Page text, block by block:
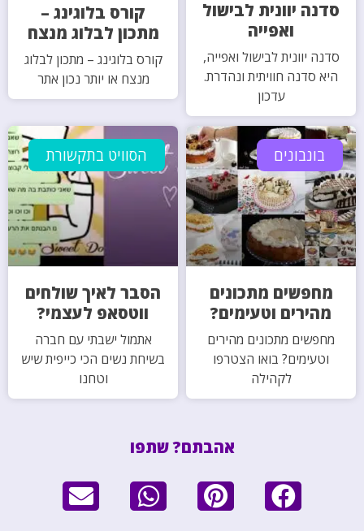
סדנה יוונית לבישול
ואפייה
סדנה יוונית לבישול ואפייה,
היא סדנה חוויתית ונהדרת.
עדכון
קורס בלוגינג –
מתכון לבלוג מנצח
קורס בלוגינג – מתכון לבלוג
מנצח או יותר נכון אתר
בונבונים
מחפשים מתכונים
מהירים וטעימים?
מחפשים מתכונים מהירים
וטעימים? בואו הצטרפו
לקהילה
הסוויט בתקשורת
הסבר לאיך שולחים
ווטסאפ לעצמי?
אתמול ישבתי עם חברה
בשיחת נשים הכי כייפית שיש
וטחנו
אהבתם? שתפו